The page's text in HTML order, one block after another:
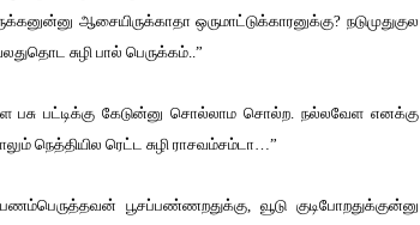
ஆசையிருக்காதா ஒருமாட்டுக்காரனுக்கு? நடுமுதுகுல
சுழி பால் பெருக்கம்..”
பசு பட்டிக்கு கேடுன்னு சொல்லாம சொல்ற. நல்லவேள எனக்கு
நெத்தியில ரெட்ட சுழி ராசவம்சம்டா…”
பூசப்பண்ணறதுக்கு, வூடு குடிபோறதுக்குன்னு